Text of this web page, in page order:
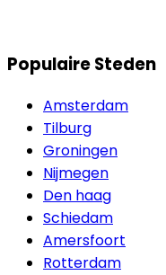
Populaire Steden
Amsterdam
Tilburg
Groningen
Nijmegen
Den haag
Schiedam
Amersfoort
Rotterdam